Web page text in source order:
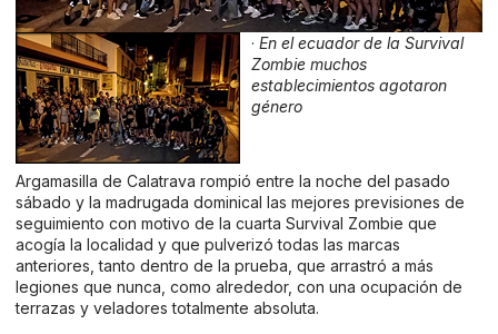
· En el ecuador de la Survival
Zombie muchos
establecimientos agotaron
género
Argamasilla de Calatrava rompió entre la noche del pasado
sábado y la madrugada dominical las mejores previsiones de
seguimiento con motivo de la cuarta Survival Zombie que
acogía la localidad y que pulverizó todas las marcas
anteriores, tanto dentro de la prueba, que arrastró a más
legiones que nunca, como alrededor, con una ocupación de
terrazas y veladores totalmente absoluta.